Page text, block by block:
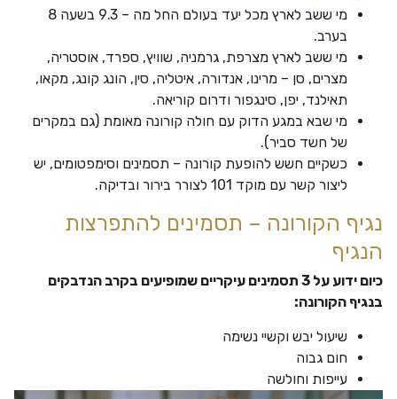
מי ששב לארץ מכל יעד בעולם החל מה – 9.3 בשעה 8
בערב.
מי ששב לארץ מצרפת, גרמניה, שוויץ, ספרד, אוסטריה,
מצרים, סן – מרינו, אנדורה, איטליה, סין, הונג קונג, מקאו,
תאילנד, יפן, סינגפור ודרום קוריאה.
מי שבא במגע הדוק עם חולה קורונה מאומת (גם במקרים
של חשד סביר).
כשקיים חשש להופעת קורונה – תסמינים וסימפטומים, יש
ליצור קשר עם מוקד 101 לצורר בירור ובדיקה.
נגיף הקורונה – תסמינים להתפרצות
הנגיף
כיום ידוע על 3 תסמינים עיקריים שמופיעים בקרב הנדבקים
בנגיף הקורונה:
שיעול יבש וקשיי נשימה
חום גבוה
עייפות וחולשה